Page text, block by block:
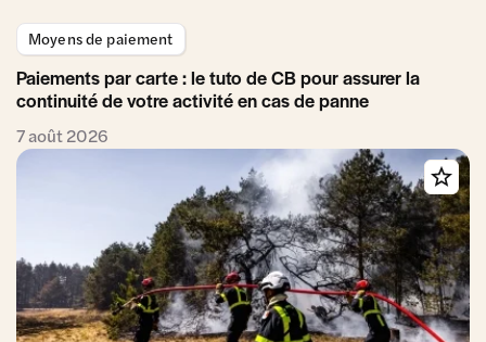
Moyens de paiement
Paiements par carte : le tuto de CB pour assurer la
continuité de votre activité en cas de panne
7 août 2026